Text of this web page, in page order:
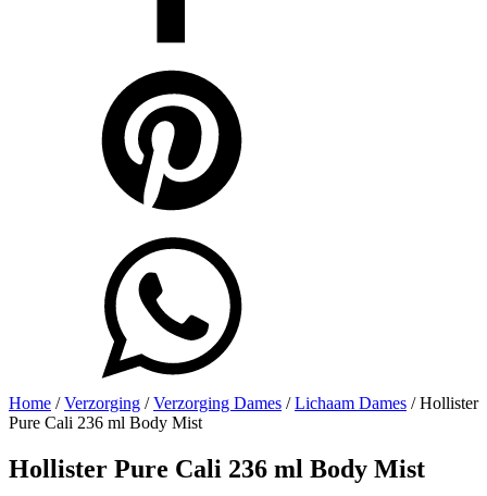
Home /Verzorging /Verzorging Dames /Lichaam Dames / Hollister
Pure Cali 236 ml Body Mist
Hollister Pure Cali 236 ml Body Mist